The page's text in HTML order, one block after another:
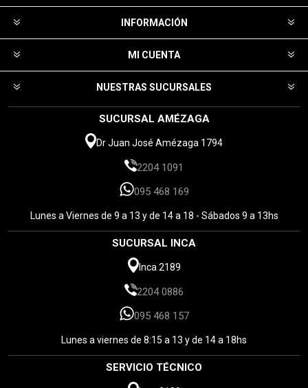
INFORMACIÓN
MI CUENTA
NUESTRAS SUCURSALES
SUCURSAL AMÉZAGA
Dr Juan José Amézaga 1794
2204 1091
095 468 169
Lunes a Viernes de 9 a 13 y de 14 a 18 - Sábados 9 a 13hs
SUCURSAL INCA
Inca 2189
2204 0886
095 468 157
Lunes a viernes de 8:15 a 13 y de 14 a 18hs
SERVICIO TÉCNICO